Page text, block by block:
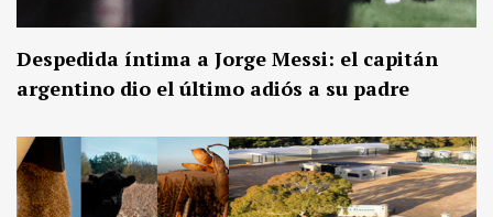
Despedida íntima a Jorge Messi: el capitán
argentino dio el último adiós a su padre